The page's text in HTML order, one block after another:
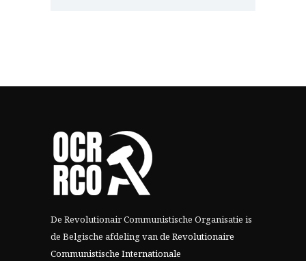
De Revolutionair Communistische Organisatie is
de Belgische afdeling vande Revolutionaire
Communistische Internationale